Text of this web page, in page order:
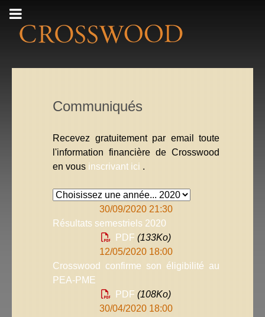
Communiqués
Recevez gratuitement par email toute
l'information financière de Crosswood
en vous inscrivant ici .
30/09/2020 21:30
Résultats semestriels 2020
PDF (133Ko)
12/05/2020 18:00
Crosswood confirme son éligibilité au
PEA-PME
PDF (108Ko)
30/04/2020 18:00